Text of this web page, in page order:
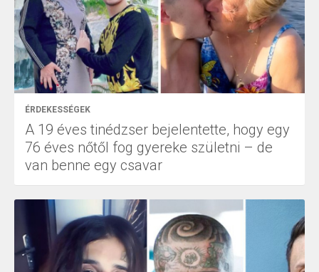
ÉRDEKESSÉGEK
A 19 éves tinédzser bejelentette, hogy egy
76 éves nőtől fog gyereke születni – de
van benne egy csavar